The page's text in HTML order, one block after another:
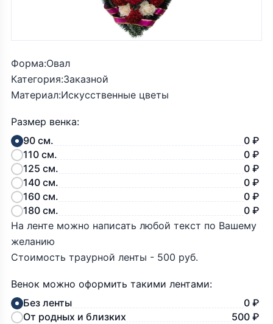
Форма:Овал
Категория:Заказной
Материал:Искусственные цветы
Размер венка:
90 см.
0 ₽
110 см.
0 ₽
125 см.
0 ₽
140 см.
0 ₽
160 см.
0 ₽
180 см.
0 ₽
На ленте можно написать любой текст по Вашему
желанию
Стоимость траурной ленты - 500 руб.
Венок можно оформить такими лентами:
Без ленты
0 ₽
От родных и близких
500 ₽